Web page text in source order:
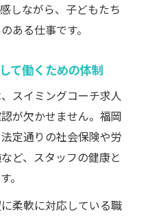
しながら、子どもたち
ある仕事です。
て働くための体制
スイミングコーチ求人
が欠かせません。福岡
定通りの社会保険や労
ど、スタッフの健康と
。
柔軟に対応している職